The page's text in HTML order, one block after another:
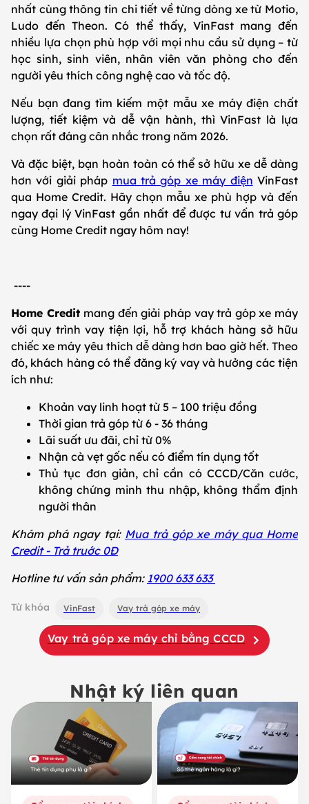
nhất cùng thông tin chi tiết về từng dòng xe từ Motio,
Ludo đến Theon. Có thể thấy, VinFast mang đến
nhiều lựa chọn phù hợp với mọi nhu cầu sử dụng – từ
học sinh, sinh viên, nhân viên văn phòng cho đến
người yêu thích công nghệ cao và tốc độ.
Nếu bạn đang tìm kiếm một mẫu xe máy điện chất
lượng, tiết kiệm và dễ vận hành, thì VinFast là lựa
chọn rất đáng cân nhắc trong năm 2026.
Và đặc biệt, bạn hoàn toàn có thể sở hữu xe dễ dàng
hơn với giải pháp mua trả góp xe máy điện VinFast
qua Home Credit. Hãy chọn mẫu xe phù hợp và đến
ngay đại lý VinFast gần nhất để được tư vấn trả góp
cùng Home Credit ngay hôm nay!
----
Home Credit mang đến giải pháp vay trả góp xe máy
với quy trình vay tiện lợi, hỗ trợ khách hàng sở hữu
chiếc xe máy yêu thích dễ dàng hơn bao giờ hết. Theo
đó, khách hàng có thể đăng ký vay và hưởng các tiện
ích như:
Khoản vay linh hoạt từ 5 – 100 triệu đồng
Thời gian trả góp từ 6 - 36 tháng
Lãi suất ưu đãi, chỉ từ 0%
Nhận cà vẹt gốc nếu có điểm tín dụng tốt
Thủ tục đơn giản, chỉ cần có CCCD/Căn cước,
không chứng minh thu nhập, không thẩm định
người thân
Khám phá ngay tại: Mua trả góp xe máy qua Home
Credit - Trả truớc 0Đ
Hotline tư vấn sản phẩm: 1900 633 633
Từ khóa VinFast Vay trả góp xe máy
Vay trả góp xe máy chỉ bằng CCCD
Nhật ký liên quan